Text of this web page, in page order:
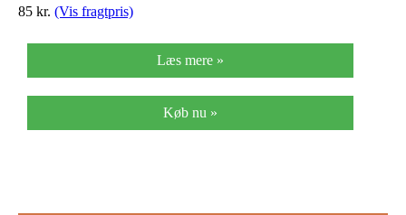
85 kr. (Vis fragtpris)
Læs mere »
Køb nu »